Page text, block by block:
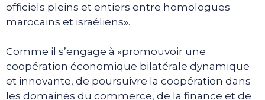
officiels pleins et entiers entre homologues
marocains et israéliens».
Comme il s’engage à «promouvoir une
coopération économique bilatérale dynamique
et innovante, de poursuivre la coopération dans
les domaines du commerce, de la finance et de